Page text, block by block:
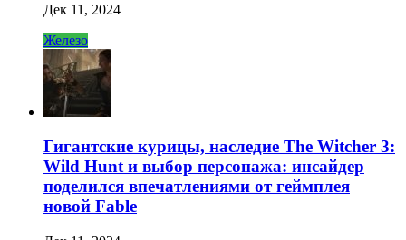
Дек 11, 2024
Железо
Гигантские курицы, наследие The Witcher 3:
Wild Hunt и выбор персонажа: инсайдер
поделился впечатлениями от геймплея
новой Fable